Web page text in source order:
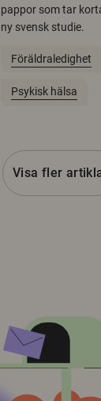
pappor som tar
ny svensk studie.
Föräldraledighet
Psykisk hälsa
Visa fler